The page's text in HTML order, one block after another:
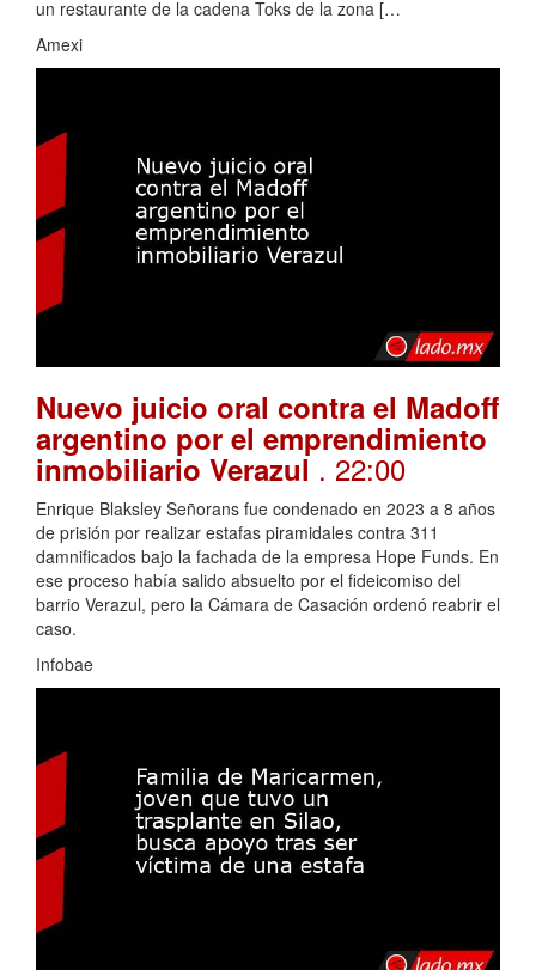
un restaurante de la cadena Toks de la zona […
Amexi
Nuevo juicio oral contra el Madoff
argentino por el emprendimiento
inmobiliario Verazul . 22:00
Enrique Blaksley Señorans fue condenado en 2023 a 8 años
de prisión por realizar estafas piramidales contra 311
damnificados bajo la fachada de la empresa Hope Funds. En
ese proceso había salido absuelto por el fideicomiso del
barrio Verazul, pero la Cámara de Casación ordenó reabrir el
caso.
Infobae